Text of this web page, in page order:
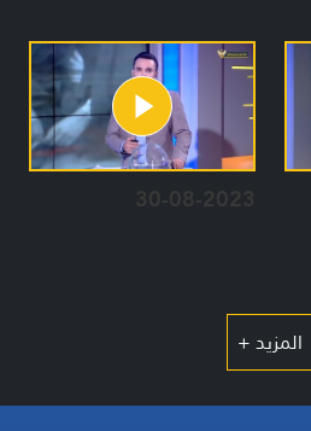
30-08-2023
المزيد +